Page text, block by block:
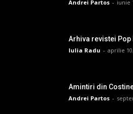
Andrei Partos - iunie
Arhiva revistei Pop
Iulia Radu - aprilie
Amintiri din
Andrei Partos -